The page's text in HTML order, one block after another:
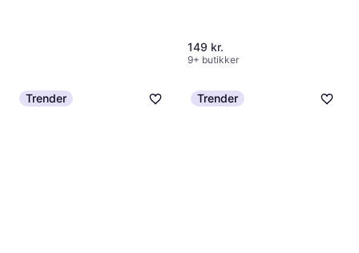
Campinglampe
2.320 kr.
149 kr.
9+ butikker
Trender Trender